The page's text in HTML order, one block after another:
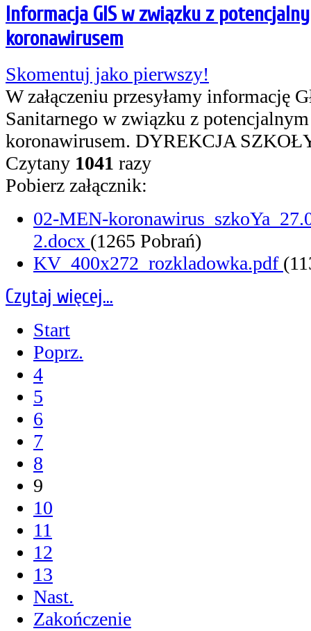
Informacja GIS w związku z
koronawirusem
Skomentuj jako pierwszy!
W załączeniu przesyłamy informację
Sanitarnego w związku z
koronawirusem. DYREKCJA
Czytany 1041 razy
Pobierz załącznik:
02-MEN-
2.docx (1265 Pobrań)
KV_400x272_rozkladowka.pdf
Czytaj więcej...
Start
Poprz.
4
5
6
7
8
9
10
11
12
13
Nast.
Zakończenie